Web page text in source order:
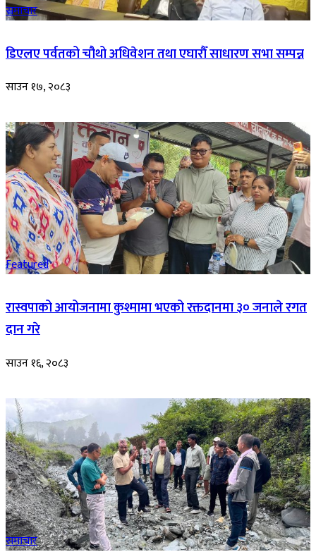
समाचार
डिएलए पर्वतको चौथो अधिवेशन तथा एघारौँ साधारण सभा सम्पन्न
साउन १७, २०८३
Featured
रास्वपाको आयोजनामा कुश्मामा भएको रक्तदानमा ३० जनाले रगत
दान गरे
साउन १६, २०८३
समाचार